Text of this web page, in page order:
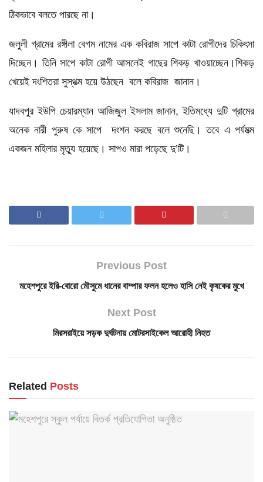
ঠিকভাবে বলতে পারছে না।
জলুলী গ্রামের রঙ্গীলা বেগম নামের এক কবিরাজ সাপে কাটা রোগীদের চিকিৎসা
দিচ্ছেন। তিনি সাপে কাটা রোগী আসলেই গাছের শিকড় খাওয়াচ্ছেন।শিকড়
খেয়েই দংশিতরা সুস্থত্ম হয়ে উঠছেন বলে কবিরাজ জানান।
যাদবপুর ইউপি চেয়ারম্যান আজিজুল ইসলাম জানান, ইতিমধ্যে দুটি গ্রামের
অনেক নারী পুরুষ কে সাপে দংশন করছে বলে শুনেছি। তবে এ পর্যমত্ম
একজন মহিলার মৃত্যু হয়েছে। সাপও মারা পড়েছে দু’টি।
Previous Post
মহেশপুরে ইরি-বোরো মৌসুমে ধানের বাম্পার ফলন হলেও হাসি নেই কৃষকের মুখে
Next Post
মিরসরাইয়ে সড়ক দুর্ঘটনায় মোটরসাইকেল আরোহী নিহত
Related Posts